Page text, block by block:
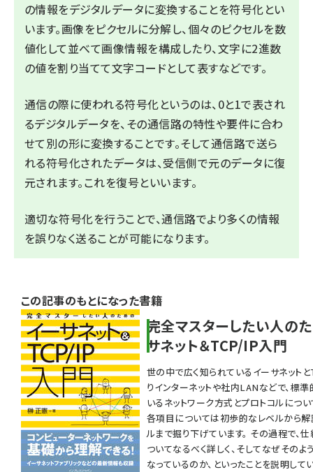
の情報をデジタルデータに変換することを符号化とい
います。画像をピクセルに分解し、個々のピクセルを数
値化して並べて画像情報を構成したり、文字に2進数
の値を割り当てて文字コードとして表すなどです。
通信の際に使われる符号化というのは、0と1で表され
るデジタルデータを、その通信路の特性や要件に合わ
せて別の形に変換することです。そして通信路で送ら
れる符号化されたデータは、受信側で元のデータに復
元されます。これを復号といいます。
適切な符号化を行うことで、通信路でより多くの情報
を誤りなく送ることが可能になります。
この記事のもとになった書籍
完全マスターしたい人の
サネット＆TCP/IP入門
世の中で広く知られているイーサネット
りインターネットや社内LANなどで、標
いるネットワーク方式とプロトコルについ
各項目については初歩的なレベルから解
ルまで掘り下げています。 その過程で、
ついてなるべく詳しく、そしてなぜその
なっているのか、といったことを説明して